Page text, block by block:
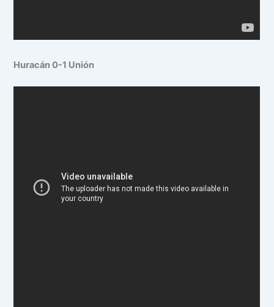
Huracán 0-1 Unión